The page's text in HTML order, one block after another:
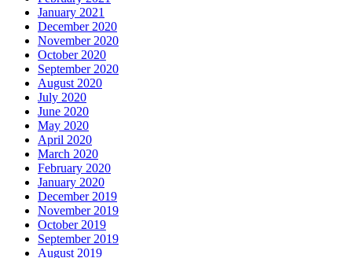
January 2021
December 2020
November 2020
October 2020
September 2020
August 2020
July 2020
June 2020
May 2020
April 2020
March 2020
February 2020
January 2020
December 2019
November 2019
October 2019
September 2019
August 2019